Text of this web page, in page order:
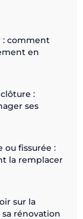
: comment
en
:
ses
ou fissurée :
la remplacer
sur la
rénovation